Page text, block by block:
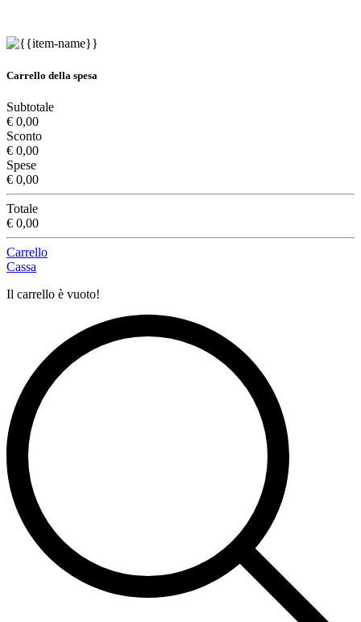
Carrello della spesa
Subtotale
€ 0,00
Sconto
€ 0,00
Spese
€ 0,00
Totale
€ 0,00
Carrello
Cassa
Il carrello è vuoto!